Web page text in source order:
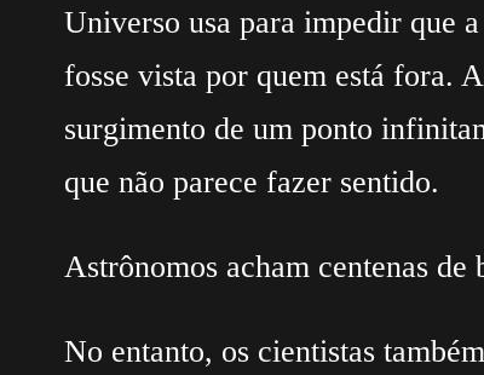
Universo usa para impedir que
fosse vista por quem está fora.
surgimento de um ponto
que não parece fazer sentido.
Astrônomos acham centenas de
No entanto, os cientistas